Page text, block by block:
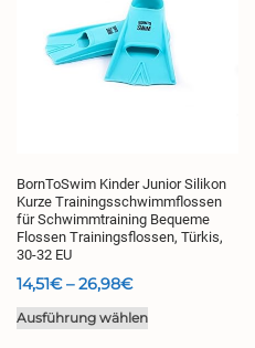
BornToSwim Kinder Junior Silikon
Kurze Trainingsschwimmflossen
für Schwimmtraining Bequeme
Flossen Trainingsflossen, Türkis,
30-32 EU
14,51€ –26,98€Preisspanne:
14,51€
bis
Ausführung wählenDieses